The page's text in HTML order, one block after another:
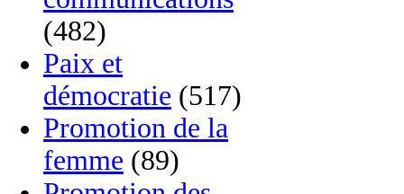
(482)
Paix et
démocratie (517)
Promotion de la
femme (89)